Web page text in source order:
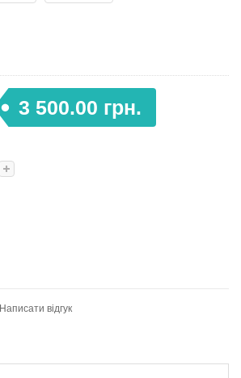
3 500.00 грн.
Написати відгук